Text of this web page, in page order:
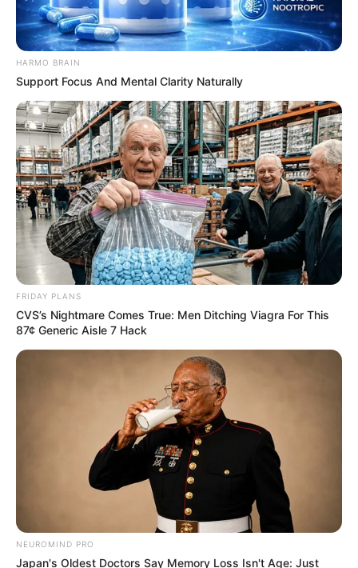
Unveiling Hypocrisy: 15 Taboos The Bible
Condemns!
BRAINBERRIES
Mystery Solved: Here's Why These 9 Actors Left
Their TV Shows
HARMO BRAIN
Support Focus And Mental Clarity Naturally
FRIDAY PLANS
CVS’s Nightmare Comes True: Men Ditching Viagra For This
87¢ Generic Aisle 7 Hack
NEUROMIND PRO
Japan's Oldest Doctors Say Memory Loss Isn't Age: Just